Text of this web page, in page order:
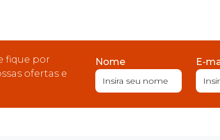
fique por
ofertas e
Nome E-